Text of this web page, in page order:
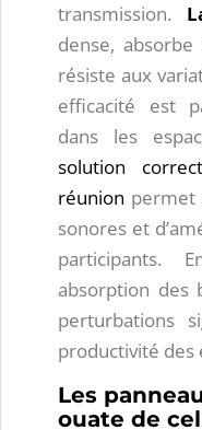
transmission.
dense,
résiste aux
efficacité est
dans les
solution
réunion permet
sonores et
participants.
absorption des
perturbations
productivité des
Les
ouate de